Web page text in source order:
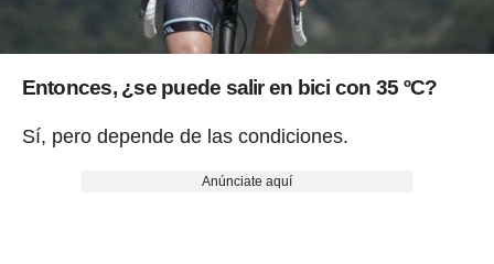
Entonces,¿se puede salir en bici con 35 ºC?
Sí, pero depende de las condiciones.
Anúnciate aquí